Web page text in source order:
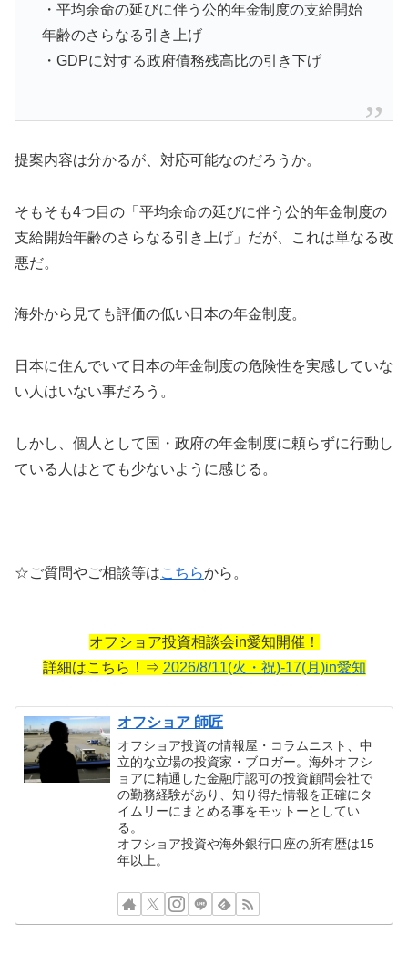
・平均余命の延びに伴う公的年金制度の支給開始
年齢のさらなる引き上げ
・GDPに対する政府債務残高比の引き下げ
提案内容は分かるが、対応可能なのだろうか。
そもそも4つ目の「平均余命の延びに伴う公的年金制度の
支給開始年齢のさらなる引き上げ」だが、これは単なる改
悪だ。
海外から見ても評価の低い日本の年金制度。
日本に住んでいて日本の年金制度の危険性を実感していな
い人はいない事だろう。
しかし、個人として国・政府の年金制度に頼らずに行動し
ている人はとても少ないように感じる。
☆ご質問やご相談等はこちらから。
オフショア投資相談会in愛知開催！
詳細はこちら！⇒ 2026/8/11(火・祝)-17(月)in愛知
オフショア 師匠
オフショア投資の情報屋・コラムニスト、中
立的な立場の投資家・ブロガー。海外オフシ
ョアに精通した金融庁認可の投資顧問会社で
の勤務経験があり、知り得た情報を正確にタ
イムリーにまとめる事をモットーとしてい
る。
オフショア投資や海外銀行口座の所有歴は15
年以上。